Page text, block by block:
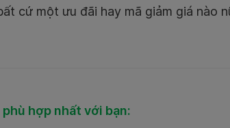
cứ một ưu đãi hay mã giảm giá nào
hợp nhất với bạn: